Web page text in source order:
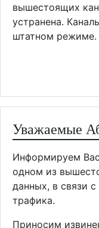
вышестоящих
устранена.
штатном режиме.
Уважаемые
Информируем
одном из
данных, в связи
трафика.
Приносим